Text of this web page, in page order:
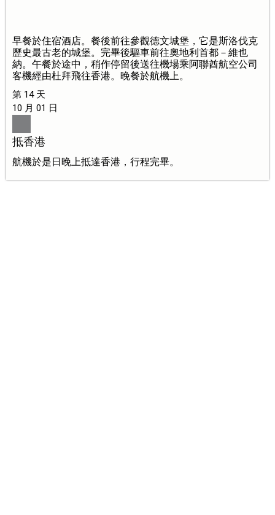
早餐於住宿酒店。餐後前往參觀德文城堡，它是斯洛伐克
歷史最古老的城堡。完畢後驅車前往奧地利首都－維也
納。午餐於途中，稍作停留後送往機場乘阿聯酋航空公司
客機經由杜拜飛往香港。晚餐於航機上。
第 14 天
10 月 01 日
抵香港
航機於是日晚上抵達香港，行程完畢。